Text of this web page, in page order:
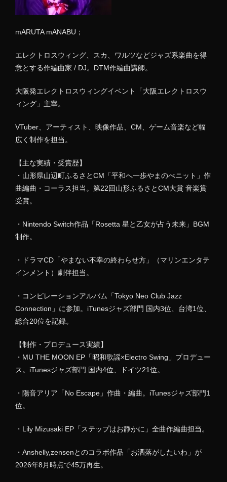
mARUTA mANABU；
エレクトロスウィング、スカ、ワルツなどジャズ系楽曲を得
意とする作編曲家 / DJ。DTM作編曲講師。
大阪発エレクトロスウィングイベント「大阪エレクトロスウ
ィング」主宰。
VTuber、アーティスト、映像作品、CM、ゲーム音楽など幅
広く制作を担当。
【主な実績・受賞歴】
・山形県山辺町ふるさとCM「平和へ一歩やまのべニット」作
曲編曲・コーラス担当。第22回山形ふるさとCM大賞 音楽賞
受賞。
・Nintendo Switch作品「Rosetta 星と乙女が占う未来」BGM
制作。
・ドラマCD「やまない不幸の終わらせ方」（マリンエンタテ
インメント）劇伴担当。
・コンピレーションアルバム「Tokyo Neo Club Jazz
Connection」に参加。iTunesジャズ部門 国内3位、台湾1位、
総合20位を記録。
【制作・プロデュース実績】
・MU THE MOON EP「昭和歌謡×Electro Swing」プロデュー
ス。iTunesジャズ部門 国内4位、ドイツ21位。
・陽音アリア「No Escape」作曲・編曲。iTunesジャズ部門1
位。
・Lily Mizusaki EP「ステップはお静かに」全曲作編曲担当。
・Anshelly,zensenとのコラボ作品「お洒落がしたいわ」が
2026年8月時点で45万再生。